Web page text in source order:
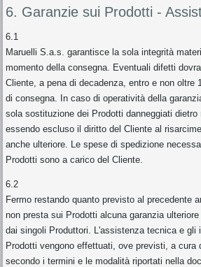
6. Garanzie sui Prodotti -
6.1
Maruelli S.a.s. garantisce la sola integrità
momento della consegna. Eventuali difetti
Cliente, a pena di decadenza, entro e non oltre
di consegna. In caso di operatività della
sola sostituzione dei Prodotti danneggiati dietro
essendo escluso il diritto del Cliente al
anche ulteriore. Le spese di spedizione
Prodotti sono a carico del Cliente.
6.2
Fermo restando quanto previsto al precedente
non presta sui Prodotti alcuna garanzia
dai singoli Produttori. L'assistenza tecnica e gli
Prodotti vengono effettuati, ove previsti, a cura
secondo i termini e le modalità riportati nella